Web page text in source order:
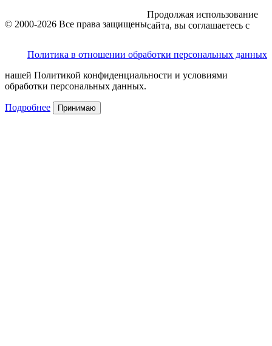
© 2000-2026 Все права защищены
Политика в отношении обработки персональных данных
Продолжая использование
сайта, вы соглашаетесь с
нашей Политикой конфиденциальности и условиями
обработки персональных данных.
Подробнее Принимаю